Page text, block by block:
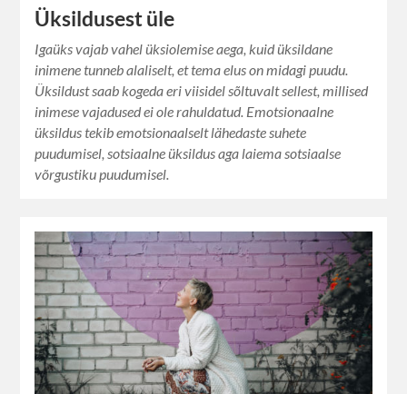
Üksildusest üle
Igaüks vajab vahel üksiolemise aega, kuid üksildane
inimene tunneb alaliselt, et tema elus on midagi puudu.
Üksildust saab kogeda eri viisidel sõltuvalt sellest, millised
inimese vajadused ei ole rahuldatud. Emotsionaalne
üksildus tekib emotsionaalselt lähedaste suhete
puudumisel, sotsiaalne üksildus aga laiema sotsiaalse
võrgustiku puudumisel.